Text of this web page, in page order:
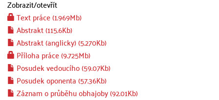
Zobrazit/otevřít
Text práce (1.969Mb)
Abstrakt (115.6Kb)
Abstrakt (anglicky) (5.270Kb)
Příloha práce (9.725Mb)
Posudek vedoucího (59.07Kb)
Posudek oponenta (57.36Kb)
Záznam o průběhu obhajoby (92.01Kb)